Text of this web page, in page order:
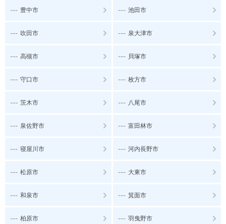
--- 豊中市 --- 池田市
--- 吹田市 --- 泉大津市
--- 高槻市 --- 貝塚市
--- 守口市 --- 枚方市
--- 茨木市 --- 八尾市
--- 泉佐野市 --- 富田林市
--- 寝屋川市 --- 河内長野市
--- 松原市 --- 大東市
--- 和泉市 --- 箕面市
--- 柏原市 --- 羽曳野市